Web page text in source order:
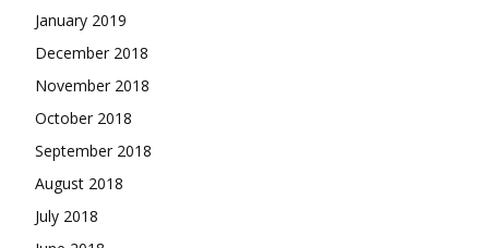
January 2019
December 2018
November 2018
October 2018
September 2018
August 2018
July 2018